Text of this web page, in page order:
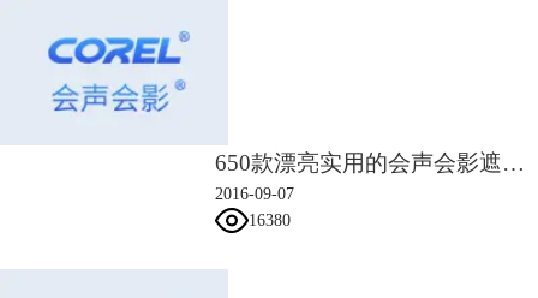
650款漂亮实用的会声会影遮罩素材
2016-09-07
16380